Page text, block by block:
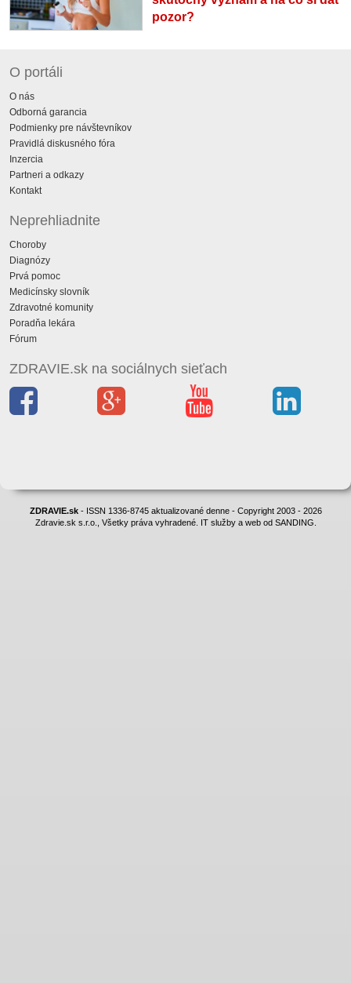
pozor?
O portáli
O nás
Odborná garancia
Podmienky pre návštevníkov
Pravidlá diskusného fóra
Inzercia
Partneri a odkazy
Kontakt
Neprehliadnite
Choroby
Diagnózy
Prvá pomoc
Medicínsky slovník
Zdravotné komunity
Poradňa lekára
Fórum
ZDRAVIE.sk na sociálnych sieťach
ZDRAVIE.sk- ISSN 1336-8745 aktualizované denne - Copyright 2003 - 2026
Zdravie.sk s.r.o., Všetky práva vyhradené. IT služby a web od SANDING.